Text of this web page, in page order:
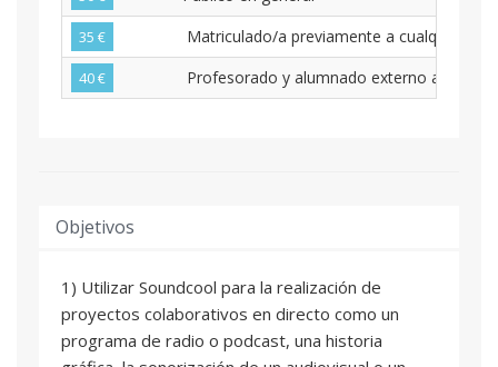
35 € Matriculado/a previamente a cualquier
40 € Profesorado y alumnado externo a UPV
Objetivos
1) Utilizar Soundcool para la realización de
proyectos colaborativos en directo como un
programa de radio o podcast, una historia